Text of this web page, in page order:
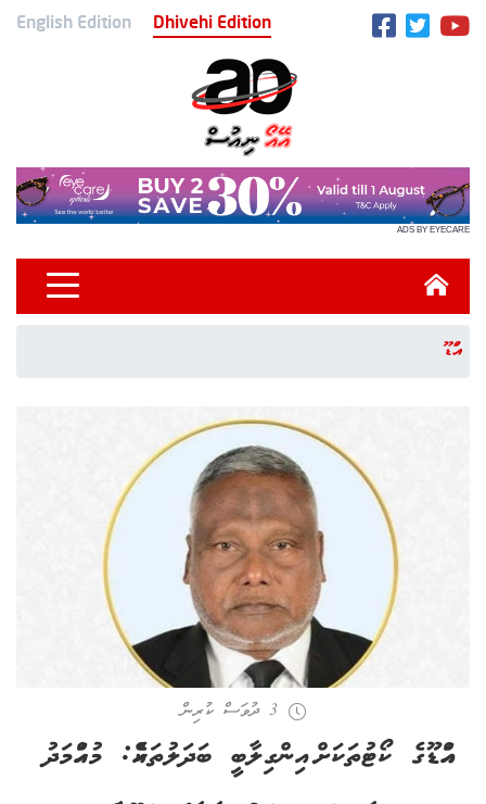
English Edition Dhivehi Edition
ADS BY EYECARE
އައްޑޫ
3 ދުވަސް ކުރިން
އައްޑޫގެ ކޯޓުތަކަށް އިންގިލާބީ ބަދަލުތަކެއް: މުހައްމަދު